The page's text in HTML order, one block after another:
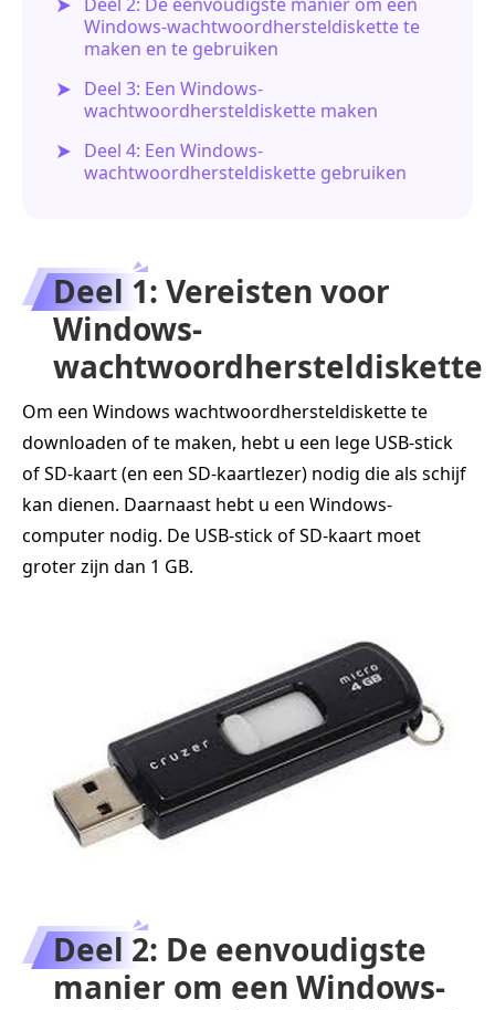
Windows-wachtwoordhersteldiskette te
maken en te gebruiken
Deel 3: Een Windows-
wachtwoordhersteldiskette maken
Deel 4: Een Windows-
wachtwoordhersteldiskette gebruiken
Deel 1: Vereisten voor
Windows-
wachtwoordhersteldiskette
Om een Windows wachtwoordhersteldiskette te
downloaden of te maken, hebt u een lege USB-stick
of SD-kaart (en een SD-kaartlezer) nodig die als schijf
kan dienen. Daarnaast hebt u een Windows-
computer nodig. De USB-stick of SD-kaart moet
groter zijn dan 1 GB.
Deel 2: De eenvoudigste
manier om een Windows-